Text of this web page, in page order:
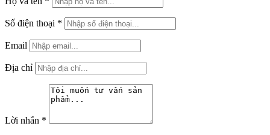
Số điện thoại *
Email
Địa chỉ
Lời nhắn *